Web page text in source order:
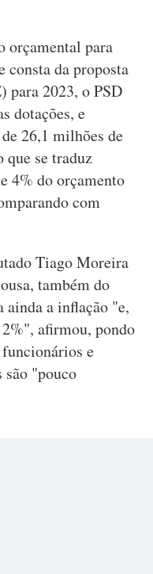
orçamental para
consta da proposta
para 2023, o PSD
dotações, e
26,1 milhões de
que se traduz
4% do orçamento
com
Tiago Moreira
também do
ainda a inflação "e,
afirmou, pondo
funcionários e
são "pouco